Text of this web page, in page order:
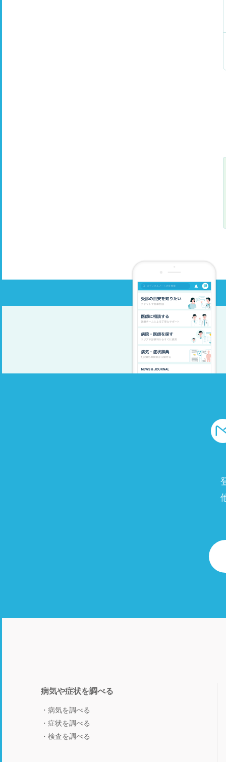
病気や症状を調べる
病気を調べる
症状を調べる
検査を調べる